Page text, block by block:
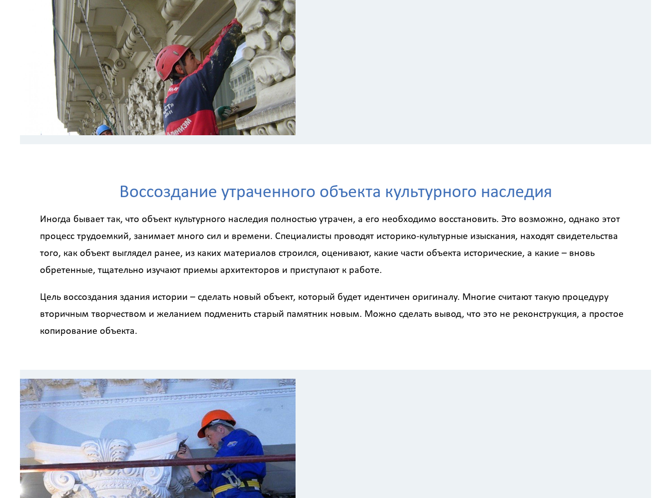
Воссоздание утраченного объекта культурного наследия
Иногда бывает так, что объект культурного наследия полностью утрачен, а его необходимо восстановить. Это возможно, однако этот
процесс трудоемкий, занимает много сил и времени. Специалисты проводят историко-культурные изыскания, находят свидетельства
того, как объект выглядел ранее, из каких материалов строился, оценивают, какие части объекта исторические, а какие – вновь
обретенные, тщательно изучают приемы архитекторов и приступают к работе.
Цель воссоздания здания истории – сделать новый объект, который будет идентичен оригиналу. Многие считают такую процедуру
вторичным творчеством и желанием подменить старый памятник новым. Можно сделать вывод, что это не реконструкция, а простое
копирование объекта.